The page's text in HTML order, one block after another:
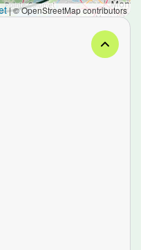
|© OpenStreetMap contributors